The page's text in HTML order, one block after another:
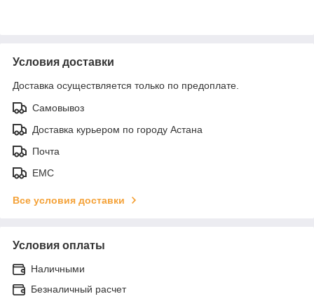
Условия доставки
Доставка осуществляется только по предоплате.
Самовывоз
Доставка курьером по городу Астана
Почта
ЕМС
Все условия доставки
Условия оплаты
Наличными
Безналичный расчет